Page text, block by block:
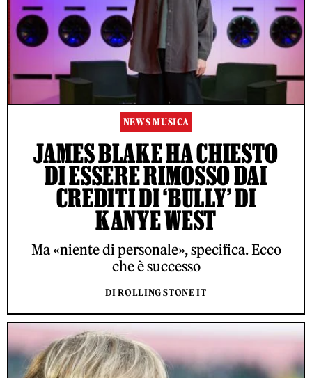
NEWS MUSICA
JAMES BLAKE HA CHIESTO
DI ESSERE RIMOSSO DAI
CREDITI DI ‘BULLY’ DI
KANYE WEST
Ma «niente di personale», specifica. Ecco
che è successo
DI ROLLING STONE IT